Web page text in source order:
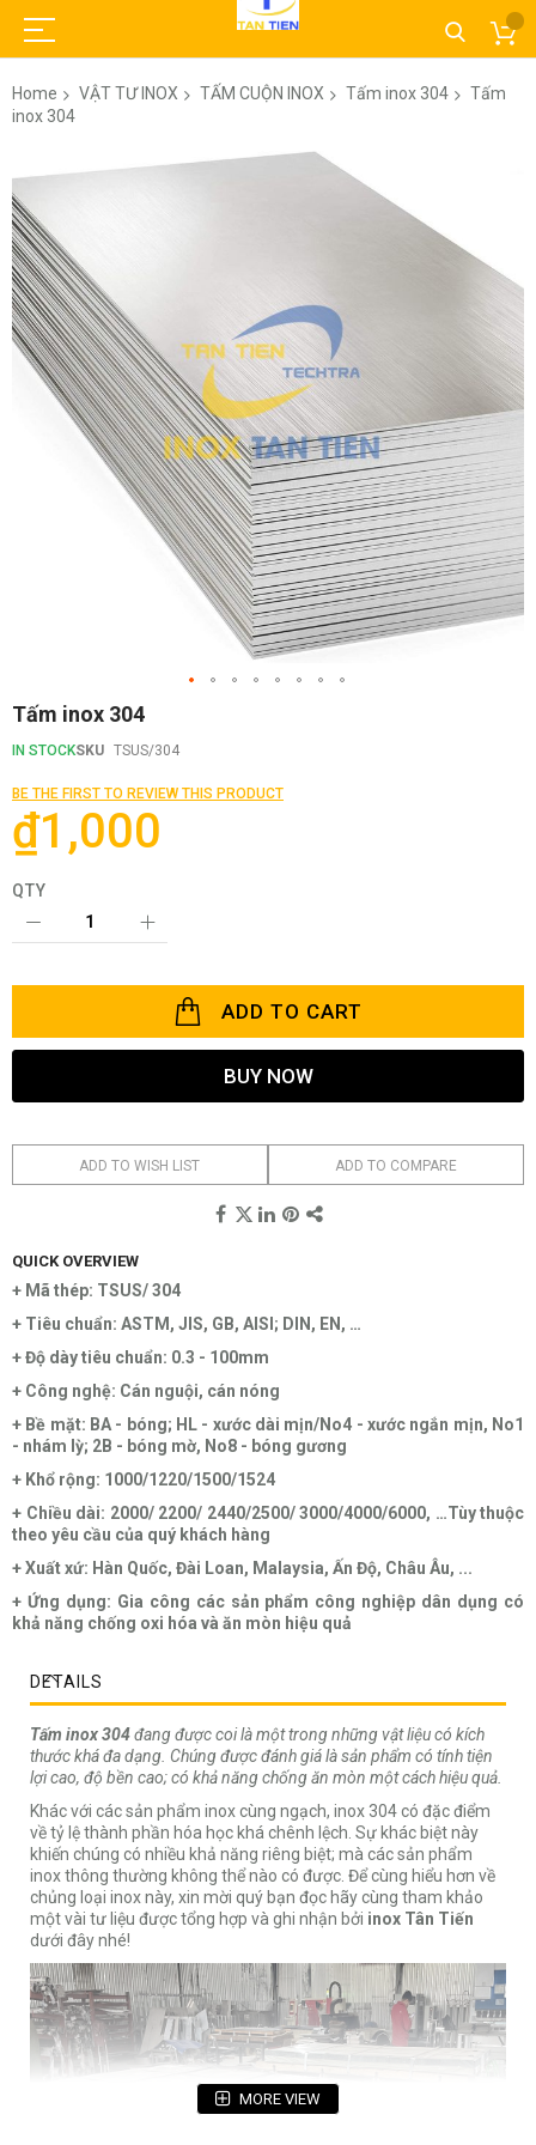
Home VẬT TƯ INOX TẤM CUỘN INOX Tấm inox 304
Tấm
inox 304
to
the
end
of
the
images
gallery
Skip
the
of
the
images
gallery
Tấm inox 304
IN STOCKSKU TSUS/304
BE THE FIRST TO REVIEW THIS PRODUCT
₫1,000
QTY
ADD TO CART
BUY NOW
ADD TO WISH LIST ADD TO COMPARE
QUICK OVERVIEW
+ Mã thép: TSUS/ 304
+ Tiêu chuẩn: ASTM, JIS, GB, AISI; DIN, EN, …
+ Độ dày tiêu chuẩn: 0.3 - 100mm
+ Công nghệ: Cán nguội, cán nóng
+ Bề mặt: BA - bóng; HL - xước dài mịn/No4 - xước ngắn mịn, No1
- nhám lỳ; 2B - bóng mờ, No8 - bóng gương
+ Khổ rộng: 1000/1220/1500/1524
+ Chiều dài: 2000/ 2200/ 2440/2500/ 3000/4000/6000, …Tùy thuộc
theo yêu cầu của quý khách hàng
+ Xuất xứ: Hàn Quốc, Đài Loan, Malaysia, Ấn Độ, Châu Âu, ...
+ Ứng dụng: Gia công các sản phẩm công nghiệp dân dụng có
khả năng chống oxi hóa và ăn mòn hiệu quả
DETAILS
Tấm inox 304đang được coi là một trong những vật liệu có kích
thước khá đa dạng. Chúng được đánh giá là sản phẩm có tính tiện
lợi cao, độ bền cao; có khả năng chống ăn mòn một cách hiệu quả.
Khác với các sản phẩm inox cùng ngạch, inox 304 có đặc điểm
về tỷ lệ thành phần hóa học khá chênh lệch. Sự khác biệt này
khiến chúng có nhiều khả năng riêng biệt; mà các sản phẩm
inox thông thường không thể nào có được. Để cùng hiểu hơn về
chủng loại inox này, xin mời quý bạn đọc hãy cùng tham khảo
một vài tư liệu được tổng hợp và ghi nhận bởi inox Tân Tiến
dưới đây nhé!
MORE VIEW